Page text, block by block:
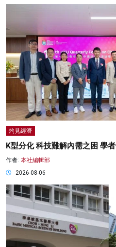
灼見經濟
K型分化 科技難解內需之困 學
作者: 本社編輯部
2026-08-06